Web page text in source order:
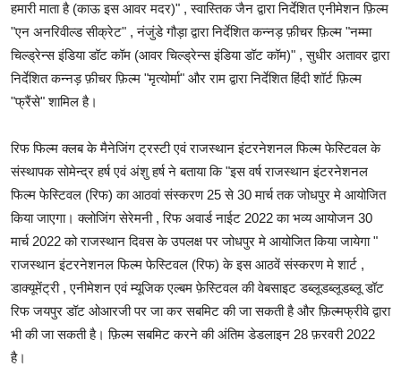
हमारी माता है (काऊ इस आवर मदर)" , स्वास्तिक जैन द्वारा निर्देशित एनीमेशन फ़िल्म
"एन अनरिवील्ड सीक्रेट" , नंजुंडे गौड़ा द्वारा निर्देशित कन्नड़ फ़ीचर फ़िल्म "नम्मा
चिल्ड्रेन्स इंडिया डॉट कॉम (आवर चिल्ड्रेन्स इंडिया डॉट कॉम)" , सुधीर अतावर द्वारा
निर्देशित कन्नड़ फ़ीचर फ़िल्म "मृत्योर्मा" और राम द्वारा निर्देशित हिंदी शॉर्ट फ़िल्म
"फ्रैंसे" शामिल है।
रिफ फिल्म क्लब के मैनेजिंग ट्रस्टी एवं राजस्थान इंटरनेशनल फिल्म फेस्टिवल के
संस्थापक सोमेन्द्र हर्ष एवं अंशु हर्ष ने बताया कि "इस वर्ष राजस्थान इंटरनेशनल
फिल्म फेस्टिवल (रिफ) का आठवां संस्करण 25 से 30 मार्च तक जोधपुर मे आयोजित
किया जाएगा। क्लोजिंग सेरेमनी , रिफ अवार्ड नाईट 2022 का भव्य आयोजन 30
मार्च 2022 को राजस्थान दिवस के उपलक्ष पर जोधपुर मे आयोजित किया जायेगा "
राजस्थान इंटरनेशनल फिल्म फेस्टिवल (रिफ) के इस आठवें संस्करण मे शार्ट ,
डाक्यूमेंट्री , एनीमेशन एवं म्यूजिक एल्बम फ़ेस्टिवल की वेबसाइट डब्लूडब्लूडब्लू डॉट
रिफ जयपुर डॉट ओआरजी पर जा कर सबमिट की जा सकती है और फ़िल्मफ्रीवे द्वारा
भी की जा सकती है। फ़िल्म सबमिट करने की अंतिम डेडलाइन 28 फ़रवरी 2022
है।